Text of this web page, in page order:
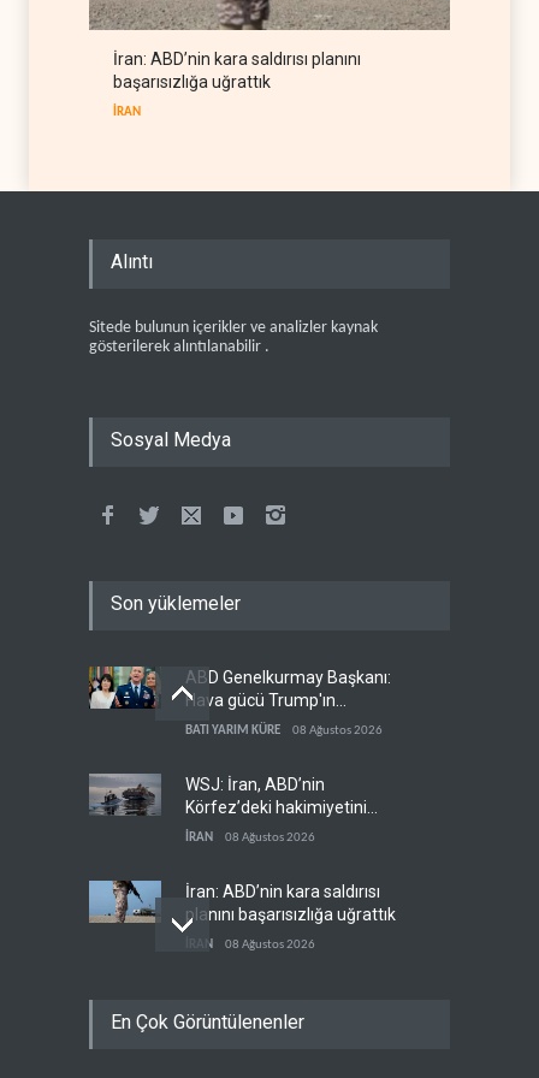
İran: ABD’nin kara saldırısı planını
başarısızlığa uğrattık
İRAN
Alıntı
Sitede bulunun içerikler ve analizler kaynak
gösterilerek alıntılanabilir .
Sosyal Medya
Son yüklemeler
ABD Genelkurmay Başkanı:
Hava gücü Trump'ın
hedeflerine yetmez
BATI YARIM KÜRE 08 Ağustos 2026
WSJ: İran, ABD’nin
Körfez’deki hakimiyetini
sona erdiriyor
İRAN 08 Ağustos 2026
İran: ABD’nin kara saldırısı
planını başarısızlığa uğrattık
İRAN 08 Ağustos 2026
‘silahsızlandırılmasını’ kim
En Çok Görüntülenenler